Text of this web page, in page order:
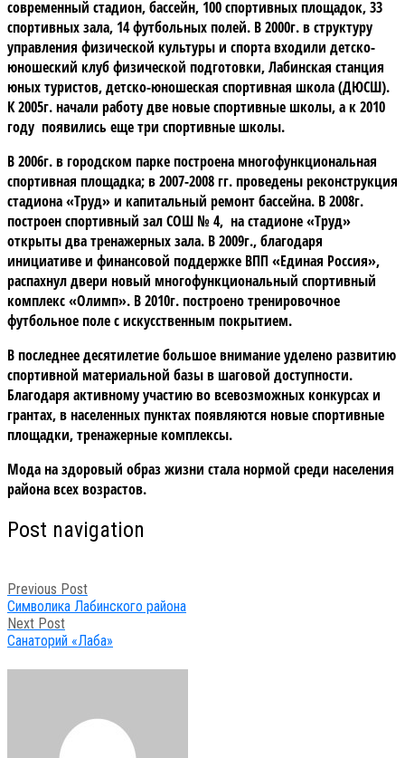
современный стадион, бассейн, 100 спортивных площадок, 33
спортивных зала, 14 футбольных полей. В 2000г. в структуру
управления физической культуры и спорта входили детско-
юношеский клуб физической подготовки, Лабинская станция
юных туристов, детско-юношеская спортивная школа (ДЮСШ).
К 2005г. начали работу две новые спортивные школы, а к 2010
году появились еще три спортивные школы.
В 2006г. в городском парке построена многофункциональная
спортивная площадка; в 2007-2008 гг. проведены реконструкция
стадиона «Труд» и капитальный ремонт бассейна. В 2008г.
построен спортивный зал СОШ № 4, на стадионе «Труд»
открыты два тренажерных зала. В 2009г., благодаря
инициативе и финансовой поддержке ВПП «Единая Россия»,
распахнул двери новый многофункциональный спортивный
комплекс «Олимп». В 2010г. построено тренировочное
футбольное поле с искусственным покрытием.
В последнее десятилетие большое внимание уделено развитию
спортивной материальной базы в шаговой доступности.
Благодаря активному участию во всевозможных конкурсах и
грантах, в населенных пунктах появляются новые спортивные
площадки, тренажерные комплексы.
Мода на здоровый образ жизни стала нормой среди населения
района всех возрастов.
Post navigation
Previous Post
Символика Лабинского района
Next Post
Санаторий «Лаба»